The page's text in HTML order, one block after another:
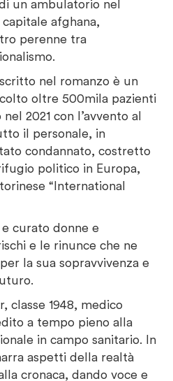
un ambulatorio nel
afghana,
perenne tra
nel romanzo è un
oltre 500mila pazienti
2021 con l’avvento al
il personale, in
condannato, costretto
politico in Europa,
“International
curato donne e
e le rinunce che ne
la sua sopravvivenza e
classe 1948, medico
a tempo pieno alla
in campo sanitario. In
aspetti della realtà
cronaca, dando voce e